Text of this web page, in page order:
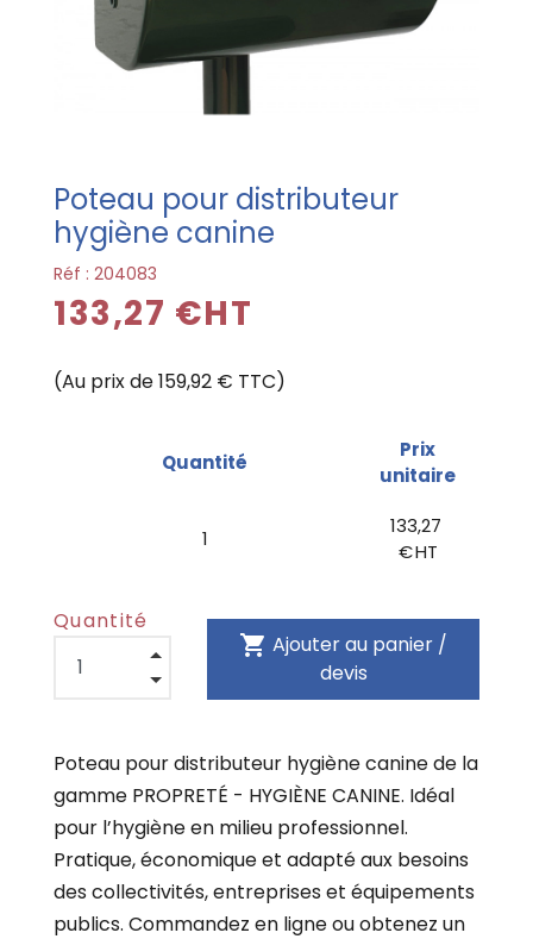
Poteau pour distributeur
hygiène canine
Réf : 204083
133,27 €HT
(Au prix de 159,92 € TTC)
Quantité
Prix
unitaire
1
133,27
€ HT
Quantité
shopping_cart Ajouter au panier /
devis
Poteau pour distributeur hygiène canine de la
gamme PROPRETÉ - HYGIÈNE CANINE. Idéal
pour l’hygiène en milieu professionnel.
Pratique, économique et adapté aux besoins
des collectivités, entreprises et équipements
publics. Commandez en ligne ou obtenez un